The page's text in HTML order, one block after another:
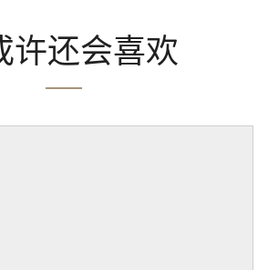
许还会喜欢